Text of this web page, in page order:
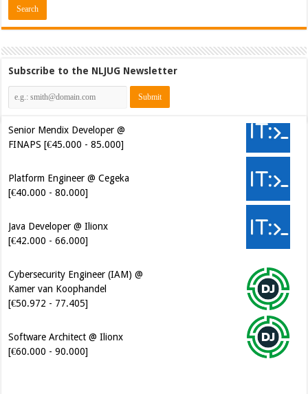
Subscribe to the NLJUG Newsletter
Senior Mendix Developer @
FINAPS [€45.000 - 85.000]
Platform Engineer @ Cegeka
[€40.000 - 80.000]
Java Developer @ Ilionx
[€42.000 - 66.000]
Cybersecurity Engineer (IAM) @
Kamer van Koophandel
[€50.972 - 77.405]
Software Architect @ Ilionx
[€60.000 - 90.000]